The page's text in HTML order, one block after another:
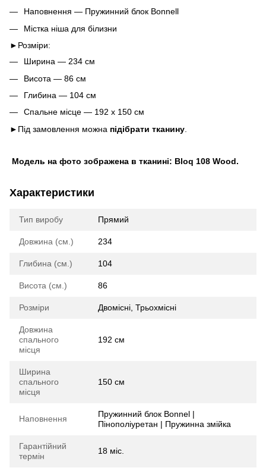
Наповнення ― Пружинний блок Bonnell
Містка ніша для білизни
►Розміри:
Ширина ― 234 см
Висота ― 86 см
Глибина ― 104 см
Спальне місце ― 192 х 150 см
►Під замовлення можна підібрати тканину
Модель на фото зображена в тканині: Bloq 108 Wood.
Характеристики
Тип виробу Прямий
Довжина (см.) 234
Глибина (см.) 104
Висота (см.) 86
Розміри Двомісні, Трьохмісні
Довжина
спального
місця
192 см
Ширина
спального
місця
150 см
Наповнення
Пружинний блок Bonnel |
Пінополіуретан | Пружинна змійка
Гарантійний
термін
18 міс.